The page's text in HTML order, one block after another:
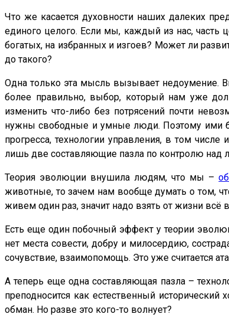
Что же касается духовности наших далеких
единого целого. Если мы, каждый из нас, часть
богатых, на избранных и изгоев? Может ли
до такого?
Одна только эта мысль вызывает недоумение.
более правильно, выбор, который нам уже
изменить что-либо без потрясений почти
нужны свободные и умные люди. Поэтому ими
прогресса, технологии управления, в том
лишь две составляющие пазла по контролю над
Теория эволюции внушила людям, что мы –
животные, то зачем нам вообще думать о том,
живем один раз, значит надо взять от жизни всё
Есть еще один побочный эффект у теории
нет места совести, добру и милосердию,
сочувствие, взаимопомощь. Это уже считается
А теперь еще одна составляющая пазла –
преподносится как естественный
обман. Но разве это кого-то волнует?